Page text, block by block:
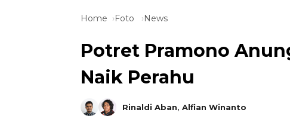
Home Foto News
Potret Pramono
Naik Perahu
Rinaldi Aban, Alfian Winanto